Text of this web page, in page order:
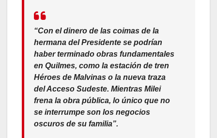
“Con el dinero de las coimas de la
hermana del Presidente se podrían
haber terminado obras fundamentales
en Quilmes, como la estación de tren
Héroes de Malvinas o la nueva traza
del Acceso Sudeste. Mientras Milei
frena la obra pública, lo único que no
se interrumpe son los negocios
oscuros de su familia”.